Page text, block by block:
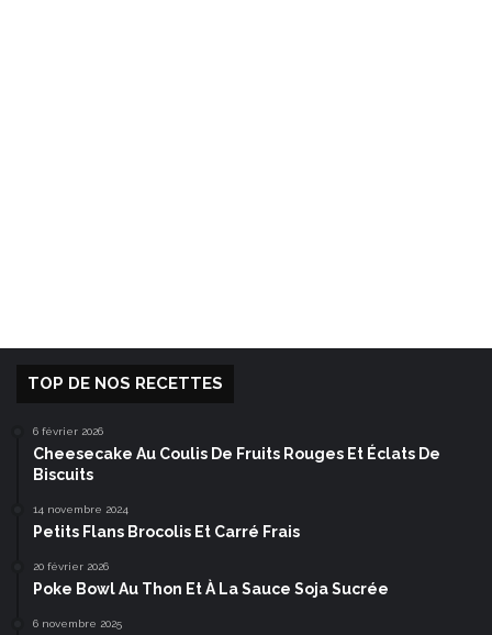
TOP DE NOS RECETTES
6 février 2026
Cheesecake Au Coulis De Fruits Rouges Et Éclats De
Biscuits
14 novembre 2024
Petits Flans Brocolis Et Carré Frais
20 février 2026
Poke Bowl Au Thon Et À La Sauce Soja Sucrée
6 novembre 2025